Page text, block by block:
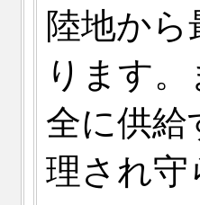
陸地か
ります
全に供給
理され守